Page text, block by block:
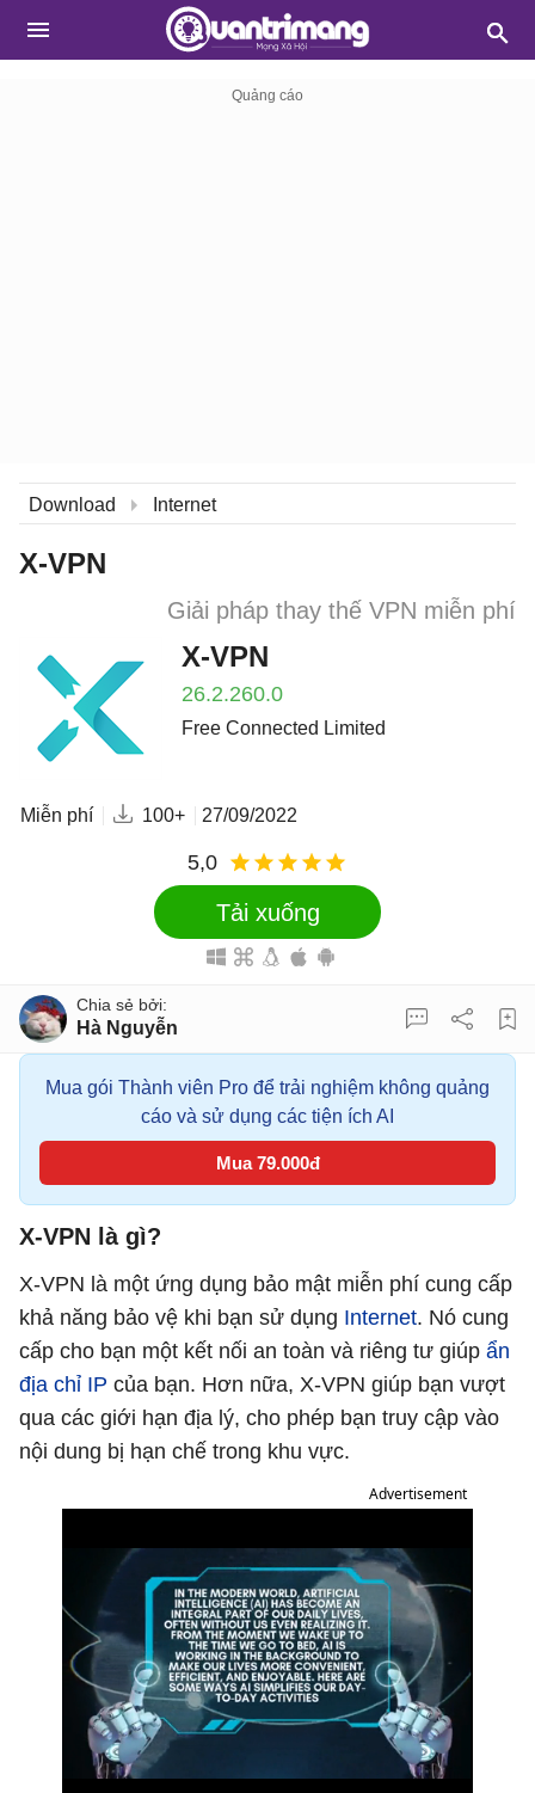
Download Internet
X-VPN
Giải pháp thay thế VPN miễn phí
X-VPN
26.2.260.0
Free Connected Limited
Miễn phí 100+ 27/09/2022
5,0
Tải xuống
Hà Nguyễn
Mua gói Thành viên Pro để trải nghiệm không quảng
cáo và sử dụng các tiện ích AI
Mua 79.000đ
X-VPN là gì?
X-VPN là một ứng dụng bảo mật miễn phí cung cấp
khả năng bảo vệ khi bạn sử dụng Internet. Nó cung
cấp cho bạn một kết nối an toàn và riêng tư giúp ẩn
địa chỉ IP của bạn. Hơn nữa, X-VPN giúp bạn vượt
qua các giới hạn địa lý, cho phép bạn truy cập vào
nội dung bị hạn chế trong khu vực.
Advertisement